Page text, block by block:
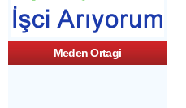
Meden Ortagi